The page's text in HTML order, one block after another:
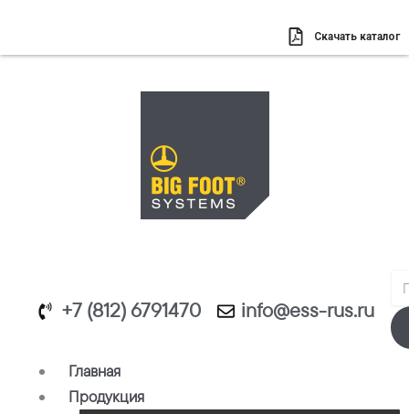
содержимому
Скачать каталог
+7 (812) 6791470 info@ess-rus.ru
Главная
Продукция